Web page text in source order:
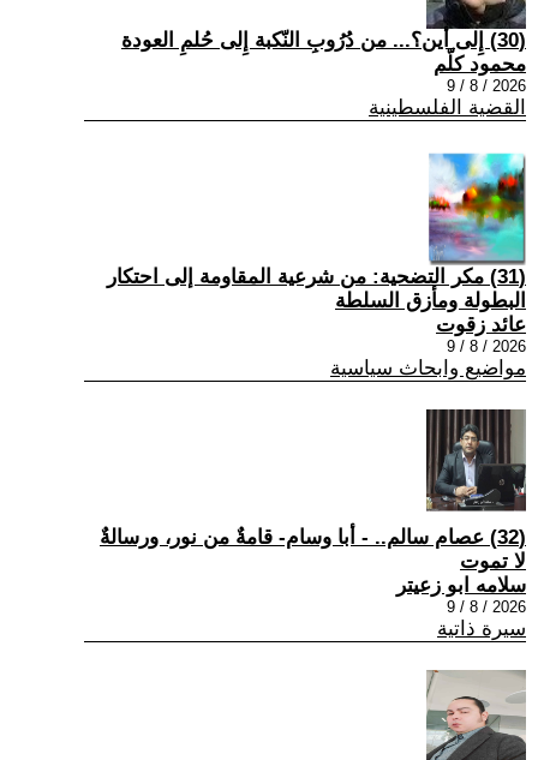
(30) إِلى أين؟... من دُرُوبِ النّكبة إِلى حُلمِ العودة
محمود كلّم
2026 / 8 / 9
القضية الفلسطينية
(31) مكر التضحية: من شرعية المقاومة إلى احتكار
البطولة ومأزق السلطة
عائد زقوت
2026 / 8 / 9
مواضيع وابحاث سياسية
(32) عصام سالم.. - أبا وسام- قامةٌ من نور، ورسالةٌ
لا تموت
سلامه ابو زعيتر
2026 / 8 / 9
سيرة ذاتية